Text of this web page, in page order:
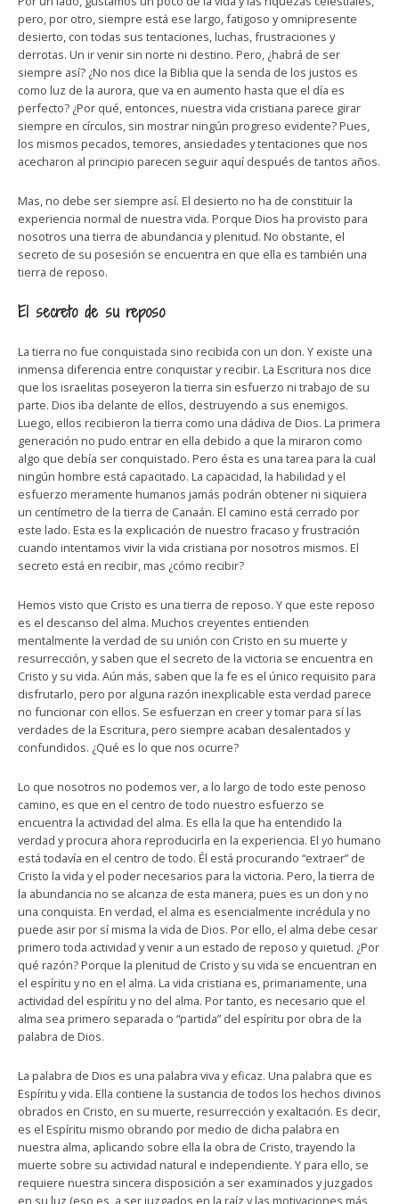
pero, por otro, siempre está ese largo, fatigoso y omnipresente
desierto, con todas sus tentaciones, luchas, frustraciones y
derrotas. Un ir venir sin norte ni destino. Pero, ¿habrá de ser
siempre así? ¿No nos dice la Biblia que la senda de los justos es
como luz de la aurora, que va en aumento hasta que el día es
perfecto? ¿Por qué, entonces, nuestra vida cristiana parece girar
siempre en círculos, sin mostrar ningún progreso evidente? Pues,
los mismos pecados, temores, ansiedades y tentaciones que nos
acecharon al principio parecen seguir aquí después de tantos años.
Mas, no debe ser siempre así. El desierto no ha de constituir la
experiencia normal de nuestra vida. Porque Dios ha provisto para
nosotros una tierra de abundancia y plenitud. No obstante, el
secreto de su posesión se encuentra en que ella es también una
tierra de reposo.
El secreto de su reposo
La tierra no fue conquistada sino recibida con un don. Y existe una
inmensa diferencia entre conquistar y recibir. La Escritura nos dice
que los israelitas poseyeron la tierra sin esfuerzo ni trabajo de su
parte. Dios iba delante de ellos, destruyendo a sus enemigos.
Luego, ellos recibieron la tierra como una dádiva de Dios. La primera
generación no pudo entrar en ella debido a que la miraron como
algo que debía ser conquistado. Pero ésta es una tarea para la cual
ningún hombre está capacitado. La capacidad, la habilidad y el
esfuerzo meramente humanos jamás podrán obtener ni siquiera
un centímetro de la tierra de Canaán. El camino está cerrado por
este lado. Esta es la explicación de nuestro fracaso y frustración
cuando intentamos vivir la vida cristiana por nosotros mismos. El
secreto está en recibir, mas ¿cómo recibir?
Hemos visto que Cristo es una tierra de reposo. Y que este reposo
es el descanso del alma. Muchos creyentes entienden
mentalmente la verdad de su unión con Cristo en su muerte y
resurrección, y saben que el secreto de la victoria se encuentra en
Cristo y su vida. Aún más, saben que la fe es el único requisito para
disfrutarlo, pero por alguna razón inexplicable esta verdad parece
no funcionar con ellos. Se esfuerzan en creer y tomar para sí las
verdades de la Escritura, pero siempre acaban desalentados y
confundidos. ¿Qué es lo que nos ocurre?
Lo que nosotros no podemos ver, a lo largo de todo este penoso
camino, es que en el centro de todo nuestro esfuerzo se
encuentra la actividad del alma. Es ella la que ha entendido la
verdad y procura ahora reproducirla en la experiencia. El yo humano
está todavía en el centro de todo. Él está procurando “extraer” de
Cristo la vida y el poder necesarios para la victoria. Pero, la tierra de
la abundancia no se alcanza de esta manera, pues es un don y no
una conquista. En verdad, el alma es esencialmente incrédula y no
puede asir por sí misma la vida de Dios. Por ello, el alma debe cesar
primero toda actividad y venir a un estado de reposo y quietud. ¿Por
qué razón? Porque la plenitud de Cristo y su vida se encuentran en
el espíritu y no en el alma. La vida cristiana es, primariamente, una
actividad del espíritu y no del alma. Por tanto, es necesario que el
alma sea primero separada o “partida” del espíritu por obra de la
palabra de Dios.
La palabra de Dios es una palabra viva y eficaz. Una palabra que es
Espíritu y vida. Ella contiene la sustancia de todos los hechos divinos
obrados en Cristo, en su muerte, resurrección y exaltación. Es decir,
es el Espíritu mismo obrando por medio de dicha palabra en
nuestra alma, aplicando sobre ella la obra de Cristo, trayendo la
muerte sobre su actividad natural e independiente. Y para ello, se
requiere nuestra sincera disposición a ser examinados y juzgados
en su luz (eso es, a ser juzgados en la raíz y las motivaciones más